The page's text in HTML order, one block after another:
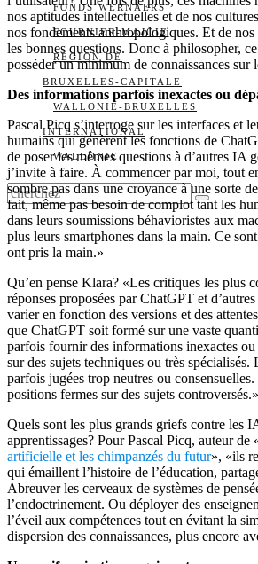
FONDS WERNAERS
FOURNIER-MAJOIE
RÉGION DE
BRUXELLES-CAPITALE
WALLONIE-BRUXELLES
INTERNATIONAL
WALLONIE
nos aptitudes intellectuelles et de nos
nos fondements anthropologiques. Et de nos
les bonnes questions. Donc à philosopher,
posséder un minimum de connaissances sur
Des informations parfois inexactes ou
Pascal Picq s’interroge sur les interfaces et
humains qui génèrent les fonctions de
de poser les mêmes questions à d’autres IA
j’invite à faire. À commencer par moi, tout
sombre pas dans une croyance à une sorte
fait, même pas besoin de complot tant les
dans leurs soumissions béhavioristes aux
plus leurs smartphones dans la main. Ce
ont pris la main.»
Qu’en pense Klara? «Les critiques les plus
réponses proposées par ChatGPT et
varier en fonction des versions et des
que ChatGPT soit formé sur une vaste
parfois fournir des informations inexactes ou
sur des sujets techniques ou très spécialisés.
parfois jugées trop neutres ou
positions fermes sur des sujets controversés.»
Quels sont les plus grands griefs contre les
apprentissages? Pour Pascal Picq, auteur de
artificielle et les chimpanzés du futur», «ils
qui émaillent l’histoire de l’éducation,
Abreuver les cerveaux de systèmes de
l’endoctrinement. Ou déployer des
l’éveil aux compétences tout en évitant la
dispersion des connaissances, plus encore